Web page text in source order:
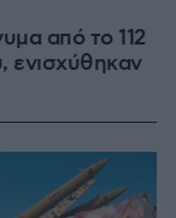
από το 112
ενισχύθηκαν